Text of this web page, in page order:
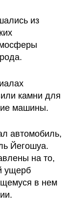
из
камни для
машины.
автомобиль,
Йегошуа.
на то,
ущерб
в нем